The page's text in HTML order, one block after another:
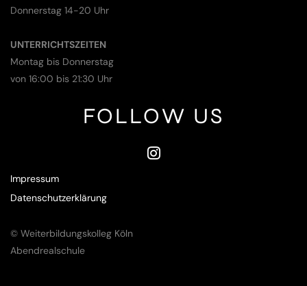
Donnerstag 14-20 Uhr
UNTERRICHTSZEITEN
Montag bis Donnerstag
von 16:00 bis 21:30 Uhr
FOLLOW US
Impressum
Datenschutzerklärung
© Weiterbildungskolleg Köln
Abendrealschule